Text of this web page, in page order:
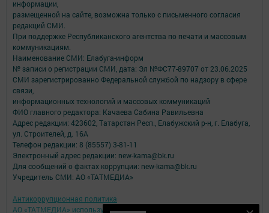
информации,
размещенной на сайте, возможна только с письменного согласия
редакций СМИ.
При поддержке Республиканского агентства по печати и массовым
коммуникациям.
Наименование СМИ: Елабуга-информ
№ записи о регистрации СМИ, дата: Эл №ФС77-89707 от 23.06.2025
СМИ зарегистрированно Федеральной службой по надзору в сфере
связи,
информационных технологий и массовых коммуникаций
ФИО главного редактора: Качаева Сабина Равильевна
Адрес редакции: 423602, Татарстан Респ., Елабужский р-н, г. Елабуга,
ул. Строителей, д. 16А
Телефон редакции: 8 (85557) 3-81-11
Электронный адрес редакции: new-kama@bk.ru
Для сообщений о фактах коррупции: new-kama@bk.ru
Учредитель СМИ: АО «ТАТМЕДИА»
Антикоррупционная политика
АО «ТАТМЕДИА» использует «cookie»для персонализации сервисов и